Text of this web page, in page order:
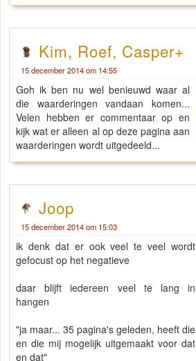
Kim, Roef, Casper+
15 december 2014 om 14:55
Goh ik ben nu wel benieuwd waar al
die waarderingen vandaan komen...
Velen hebben er commentaar op en
kijk wat er alleen al op deze pagina aan
waarderingen wordt uitgedeeld...
Joop
15 december 2014 om 15:03
ik denk dat er ook veel te veel wordt
gefocust op het negatieve
daar blijft iedereen veel te lang in
hangen
"ja maar... 35 pagina's geleden, heeft die
en die mij mogelijk uitgemaakt voor dat
en dat"